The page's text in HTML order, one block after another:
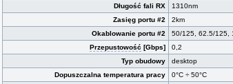
Długość fali RX
1310nm
Zasięg portu #2
2km
Okablowanie portu #2
50/125, 62.5/125,
Przepustowość [Gbps]
0,2
Typ obudowy
desktop
Dopuszczalna temperatura pracy
0°C ÷ 50°C